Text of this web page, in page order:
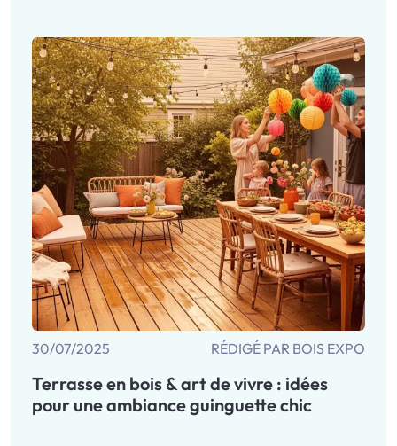
30/07/2025 RÉDIGÉ PAR BOIS EXPO
Terrasse en bois & art de vivre : idées
pour une ambiance guinguette chic